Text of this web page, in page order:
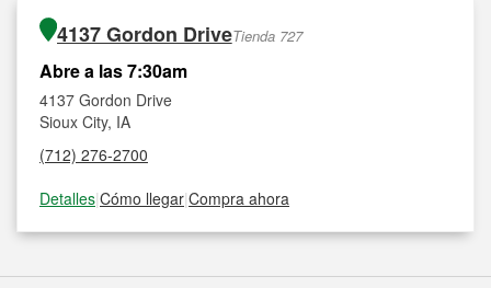
4137 Gordon DriveTienda 727
Abre a las 7:30am
4137 Gordon Drive
Sioux City, IA
(712) 276-2700
Detalles|Cómo llegar|Compra ahora